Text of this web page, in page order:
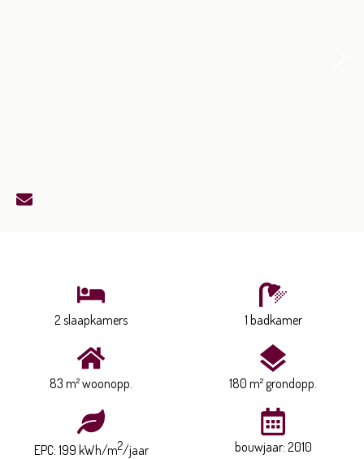
2 slaapkamers 1 badkamer
83 m² woonopp. 180 m² grondopp.
EPC: 199 kWh/m2/jaar bouwjaar: 2010